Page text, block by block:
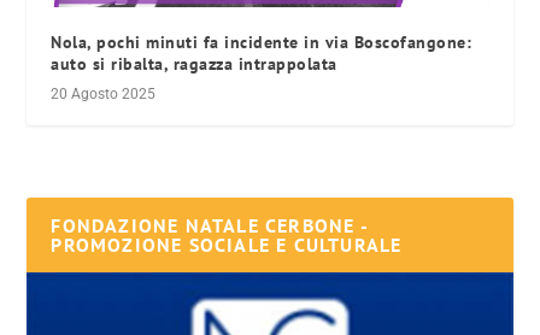
Nola, pochi minuti fa incidente in via Boscofangone:
auto si ribalta, ragazza intrappolata
20 Agosto 2025
FONDAZIONE NATALE CERBONE -
PROMOZIONE SOCIALE E CULTURALE